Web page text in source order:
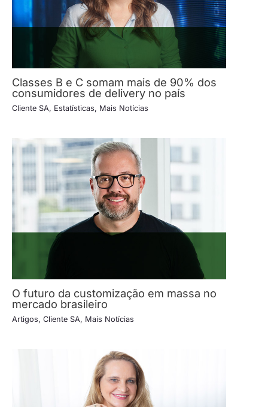
Classes B e C somam mais de 90% dos
consumidores de delivery no país
Cliente SA, Estatísticas, Mais Notícias
O futuro da customização em massa no
mercado brasileiro
Artigos, Cliente SA, Mais Notícias